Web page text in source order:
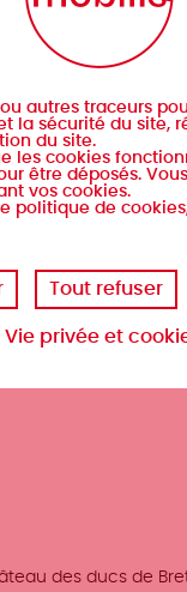
des ducs de
autres traceurs
la sécurité du site,
du site.
les cookies
être déposés.
vos cookies.
politique de
Tout refuser
Vie privée et